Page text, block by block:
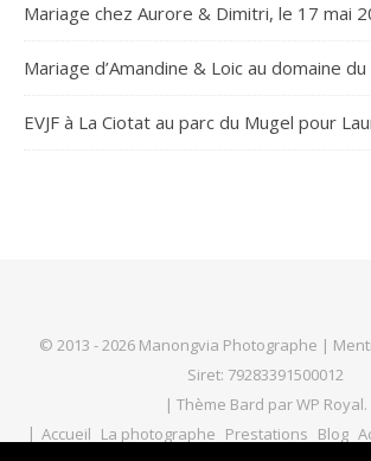
Mariage chez Aurore & Dimitri, le 17 mai
Mariage d’Amandine & Loic au domaine
EVJF à La Ciotat au parc du Mugel pour
© 2013 - 2026 Manongvia Photographe |
Siret: 79283391500012
| Thème Bard parWP Royal.
Accueil La photographe Prestations Blog